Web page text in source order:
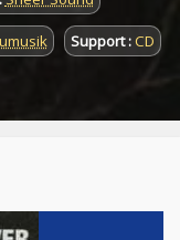
Support :CD